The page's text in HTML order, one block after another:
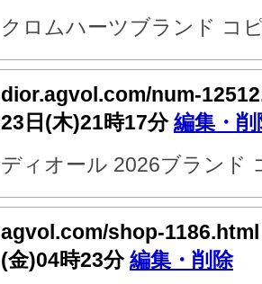
クロムハーツブランド コ
dior.agvol.com/num-
23日(木)21時17分編集・削
ディオール 2026ブランド
agvol.com/shop-
(金)04時23分編集・削除